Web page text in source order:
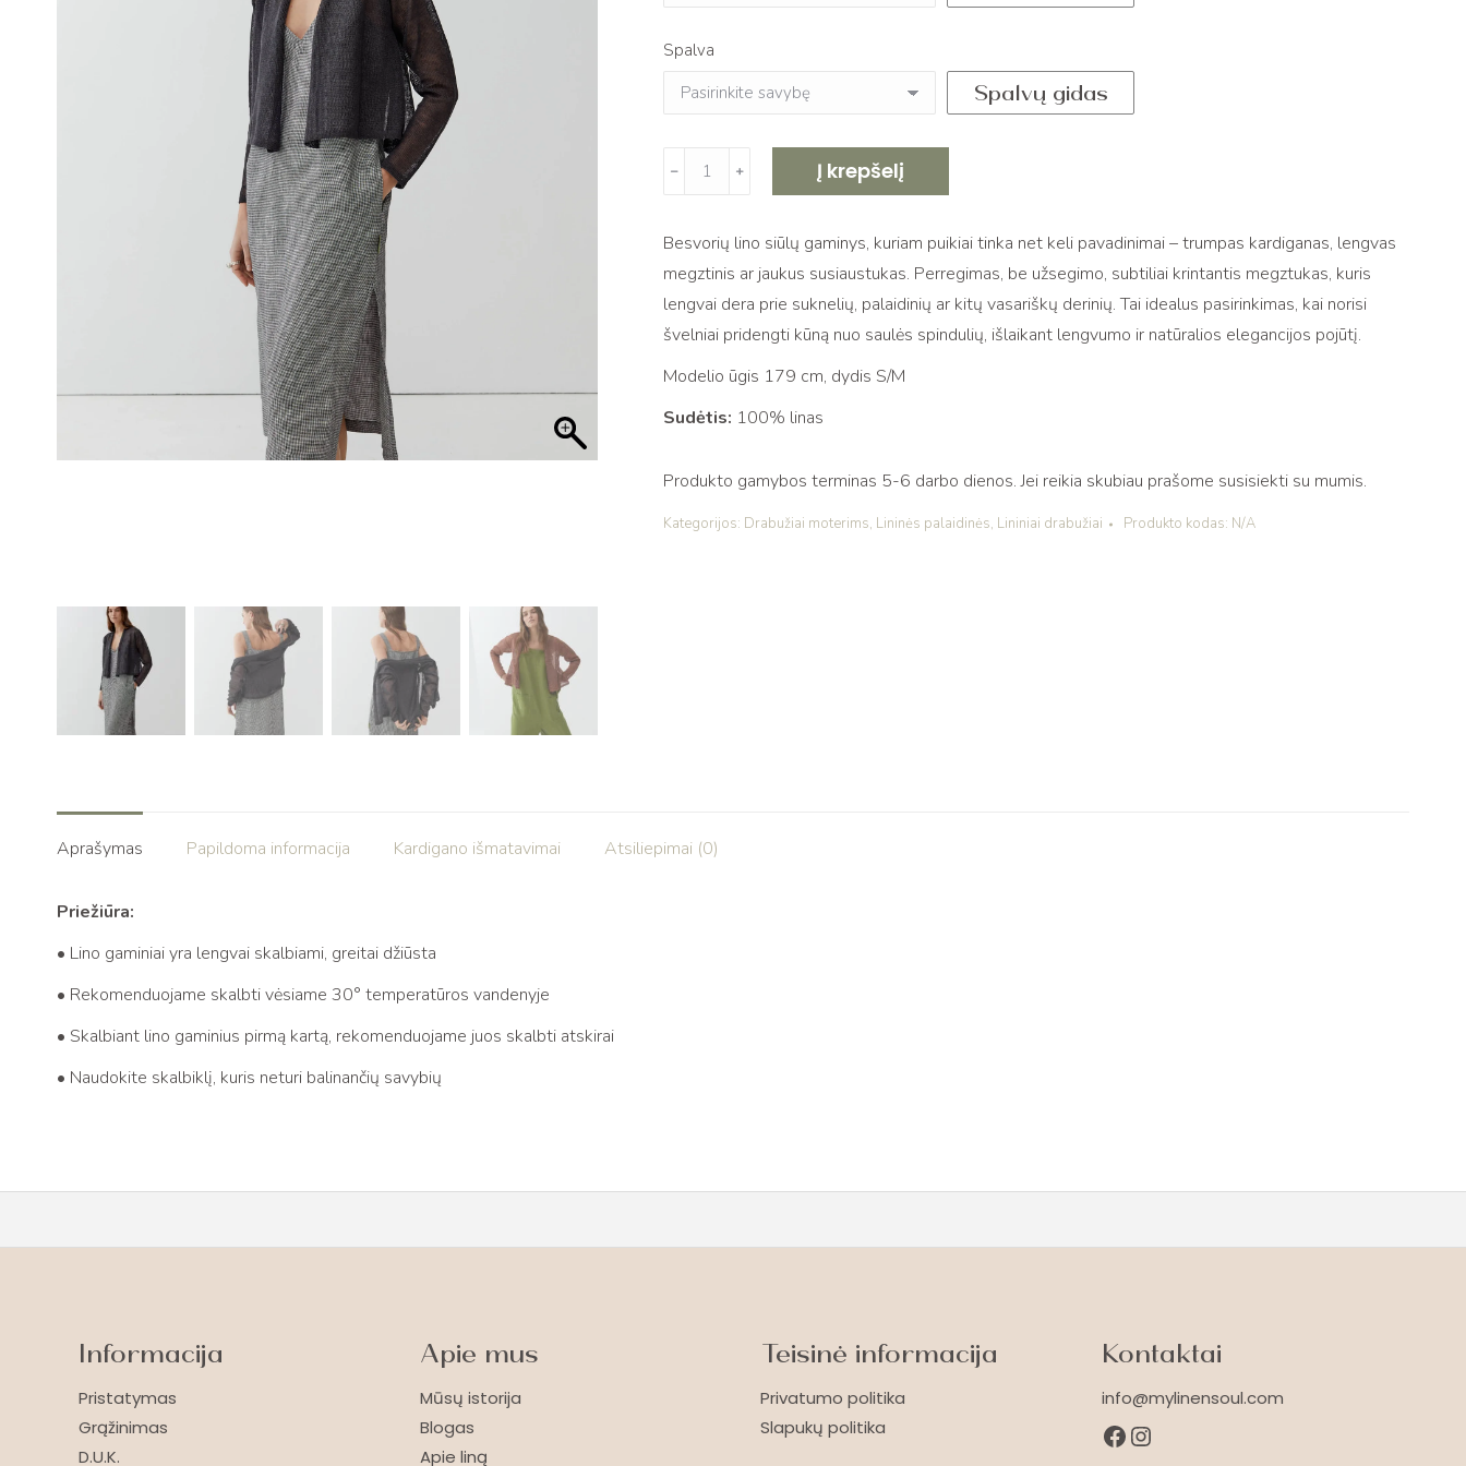
Spalva
Spalvų gidas
produkto
kiekis:
trumpas
lininis
kardiganas
PAKO,
graphite
black
﹣ ﹢ Į krepšelį
Besvorių lino siūlų gaminys, kuriam puikiai tinka net keli pavadinimai – trumpas kardiganas, lengvas
megztinis ar jaukus susiaustukas. Perregimas, be užsegimo, subtiliai krintantis megztukas, kuris
lengvai dera prie suknelių, palaidinių ar kitų vasariškų derinių. Tai idealus pasirinkimas, kai norisi
švelniai pridengti kūną nuo saulės spindulių, išlaikant lengvumo ir natūralios elegancijos pojūtį.
Modelio ūgis 179 cm, dydis S/M
Sudėtis: 100% linas
Produkto gamybos terminas 5-6 darbo dienos. Jei reikia skubiau prašome susisiekti su mumis.
Kategorijos: Drabužiai moterims, Lininės palaidinės, Lininiai drabužiai Produkto kodas: N/A
Aprašymas Papildoma informacija Kardigano išmatavimai Atsiliepimai (0)
Priežiūra:
• Lino gaminiai yra lengvai skalbiami, greitai džiūsta
• Rekomenduojame skalbti vėsiame 30° temperatūros vandenyje
• Skalbiant lino gaminius pirmą kartą, rekomenduojame juos skalbti atskirai
• Naudokite skalbiklį, kuris neturi balinančių savybių
Informacija
Pristatymas
Grąžinimas
D.U.K.
Apie mus
Mūsų istorija
Blogas
Apie liną
Teisinė informacija
Privatumo politika
Slapukų politika
Kontaktai
info@mylinensoul.com
Facebook
Instagram